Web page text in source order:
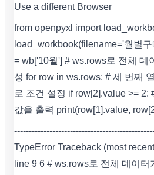
Use a different Browser
from openpyxl import
load_workbook(filename='월별
= wb['10월'] # ws.rows로 전체 데
성 for row in ws.rows: # 세 번째
로 조건 설정 if row[2].value >= 2:
값을 출력 print(row[1].value,
TypeError Traceback (most
line 9 6 # ws.rows로 전체 데이터